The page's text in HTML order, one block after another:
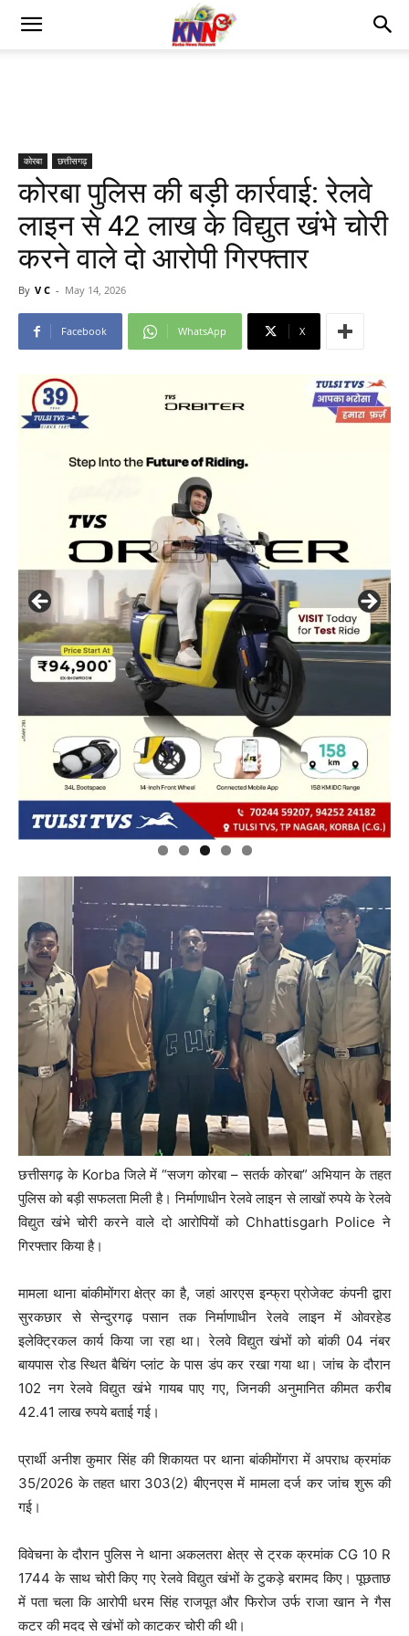
कोरबा छत्तीसगढ़
कोरबा पुलिस की बड़ी कार्रवाई: रेलवे
लाइन से 42 लाख के विद्युत खंभे चोरी
करने वाले दो आरोपी गिरफ्तार
By V C - May 14, 2026
Facebook WhatsApp X
छत्तीसगढ़ के Korbaजिले में “सजग कोरबा – सतर्क कोरबा” अभियान के तहत
पुलिस को बड़ी सफलता मिली है। निर्माणाधीन रेलवे लाइन से लाखों रुपये के रेलवे
विद्युत खंभे चोरी करने वाले दो आरोपियों को Chhattisgarh Police ने
गिरफ्तार किया है।
मामला थाना बांकीमोंगरा क्षेत्र का है, जहां आरएस इन्फ्रा प्रोजेक्ट कंपनी द्वारा
सुरकछार से सेन्दुरगढ़ पसान तक निर्माणाधीन रेलवे लाइन में ओवरहेड
इलेक्ट्रिकल कार्य किया जा रहा था। रेलवे विद्युत खंभों को बांकी 04 नंबर
बायपास रोड स्थित बैचिंग प्लांट के पास डंप कर रखा गया था। जांच के दौरान
102 नग रेलवे विद्युत खंभे गायब पाए गए, जिनकी अनुमानित कीमत करीब
42.41 लाख रुपये बताई गई।
प्रार्थी अनीश कुमार सिंह की शिकायत पर थाना बांकीमोंगरा में अपराध क्रमांक
35/2026 के तहत धारा 303(2) बीएनएस में मामला दर्ज कर जांच शुरू की
गई।
विवेचना के दौरान पुलिस ने थाना अकलतरा क्षेत्र से ट्रक क्रमांक CG 10 R
1744 के साथ चोरी किए गए रेलवे विद्युत खंभों के टुकड़े बरामद किए। पूछताछ
में पता चला कि आरोपी धरम सिंह राजपूत और फिरोज उर्फ राजा खान ने गैस
कटर की मदद से खंभों को काटकर चोरी की थी।